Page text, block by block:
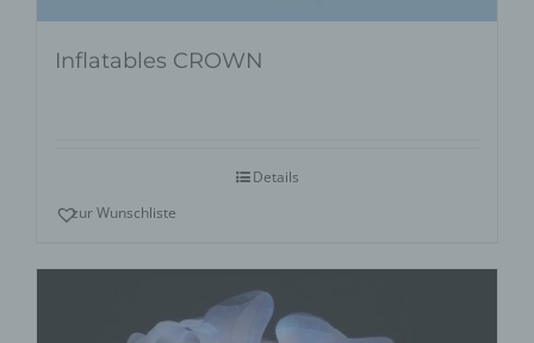
Inflatables CROWN
Details
zur Wunschliste